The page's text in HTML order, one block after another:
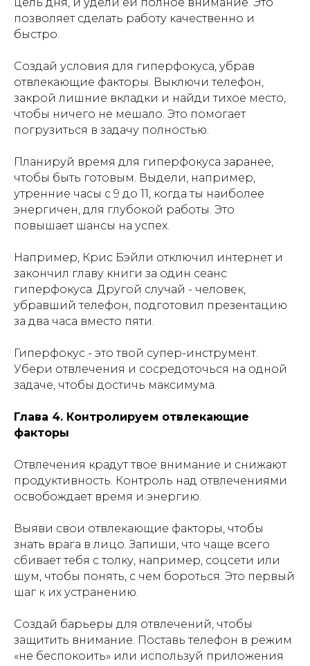
позволяет сделать работу качественно и
быстро.
Создай условия для гиперфокуса, убрав
отвлекающие факторы. Выключи телефон,
закрой лишние вкладки и найди тихое место,
чтобы ничего не мешало. Это помогает
погрузиться в задачу полностью.
Планируй время для гиперфокуса заранее,
чтобы быть готовым. Выдели, например,
утренние часы с 9 до 11, когда ты наиболее
энергичен, для глубокой работы. Это
повышает шансы на успех.
Например, Крис Бэйли отключил интернет и
закончил главу книги за один сеанс
гиперфокуса. Другой случай - человек,
убравший телефон, подготовил презентацию
за два часа вместо пяти.
Гиперфокус - это твой супер-инструмент.
Убери отвлечения и сосредоточься на одной
задаче, чтобы достичь максимума.
Глава 4. Контролируем отвлекающие
факторы
Отвлечения крадут твое внимание и снижают
продуктивность. Контроль над отвлечениями
освобождает время и энергию.
Выяви свои отвлекающие факторы, чтобы
знать врага в лицо. Запиши, что чаще всего
сбивает тебя с толку, например, соцсети или
шум, чтобы понять, с чем бороться. Это первый
шаг к их устранению.
Создай барьеры для отвлечений, чтобы
защитить внимание. Поставь телефон в режим
«не беспокоить» или используй приложения